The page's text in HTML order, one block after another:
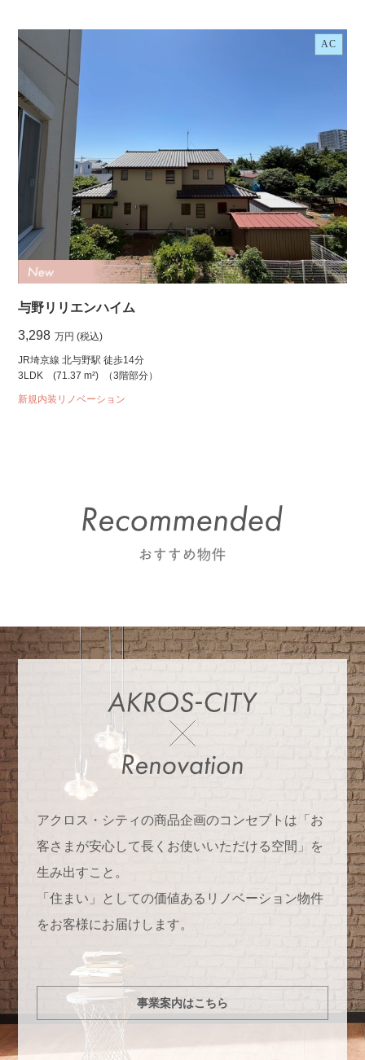
AC
与野リリエンハイム
3,298 万円 (税込)
JR埼京線 北与野駅 徒歩14分
3LDK
(71.37 m²) （3階部分）
新規内装リノベーション
アクロス・シティの商品企画のコンセプトは「お
客さまが安心して長くお使いいただける空間」を
生み出すこと。
「住まい」としての価値あるリノベーション物件
をお客様にお届けします。
事業案内はこちら